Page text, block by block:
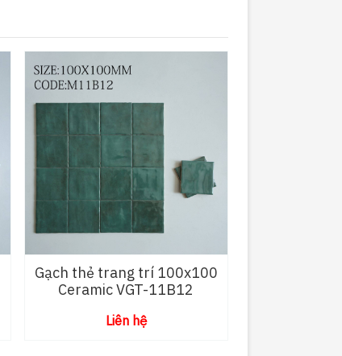
Gạch thẻ trang trí 100x100
Ceramic VGT-11B12
Liên hệ